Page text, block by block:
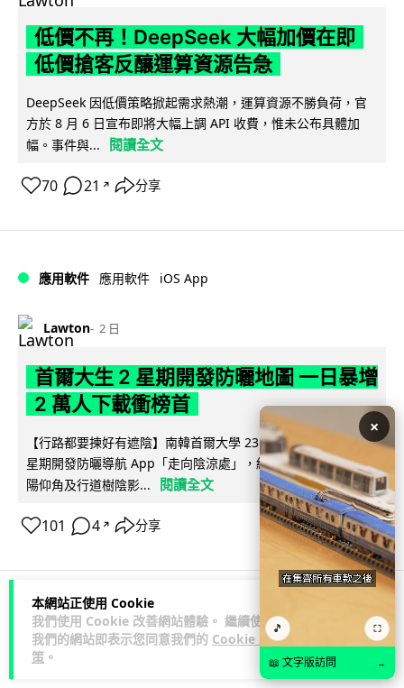
本網站正使用 Cookie
我們使用 Cookie 改善網站體驗。 繼續使用
我們的網站即表示您同意我們的 Cookie 政
策 。
低價不再！DeepSeek 大幅加價在即
低價搶客反釀運算資源告急
DeepSeek 因低價策略掀起需求熱潮，運算資源不勝負荷，官
方於 8 月 6 日宣布即將大幅上調 API 收費，惟未公布具體加
幅。事件與...
閱讀全文
70 21 ↗ 分享
應用軟件 應用軟件 iOS App
Lawton 2 日
首爾大生 2 星期開發防曬地圖 一日暴增
2 萬人下載衝榜首
【行路都要揀好有遮陰】南韓首爾大學 23 歲學生劉敏俊利用 2
星期開發防曬導航 App「走向陰涼處」，結合建築物高度、太
陽仰角及行道樹陰影...
閱讀全文
101 4 ↗ 分享
科技娛樂 科技新聞
arthur
×
🎵 ⛶
📖 文字版訪問 →